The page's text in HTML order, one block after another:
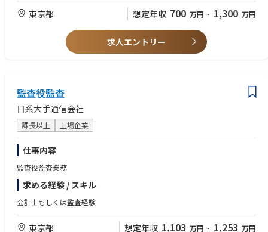
■社内規程類・運用見直し
※上記は一例です。ご本人の適性、ご経験、ご希望を考慮して業務をアサ
東京都 想定年収 700 万円 ~ 1,300 万円
求人エントリー
監査役監査
日系大手通信会社
課長以上 上場企業
仕事内容
監査役監査業務
求める経験 / スキル
会計士もしくは監査経験
東京都 想定年収 1,103 万円 ~ 1,253 万円